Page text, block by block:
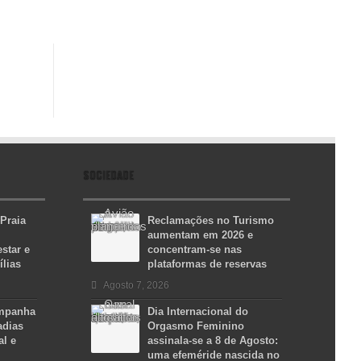
e
e
SOCIEDADE
Reclamações no Turismo
aumentam em 2026 e
concentram-se nas
plataformas de reservas
Agosto 7, 2026
Dia Internacional do
Orgasmo Feminino
assinala-se a 8 de Agosto:
uma efeméride nascida no